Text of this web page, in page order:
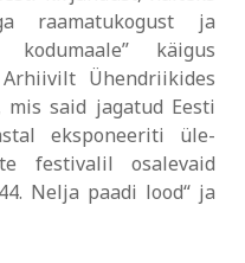
raamatukogust ja
kodumaale” käigus
Ühendriikides
said jagatud Eesti
eksponeeriti üle-
festivalil osalevaid
Nelja paadi lood“ ja